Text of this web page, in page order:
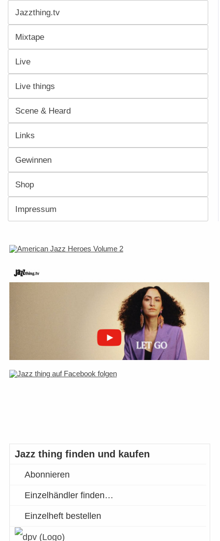
Jazzthing.tv
Mixtape
Live
Live things
Scene & Heard
Links
Gewinnen
Shop
Impressum
Jazz thing finden und kaufen
Abonnieren
Einzelhändler finden…
Einzelheft bestellen